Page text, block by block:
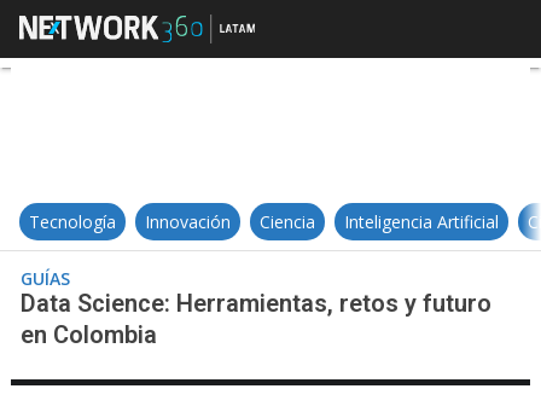
Data Science: Herramientas,
Tecnología Innovación Ciencia Inteligencia Artificial
GUÍAS
Data Science: Herramientas, retos y futuro
en Colombia